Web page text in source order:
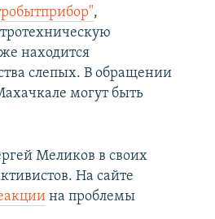
,
находится
слепых. В обращении
могут быть
Меликов в своих
На сайте
на проблемы